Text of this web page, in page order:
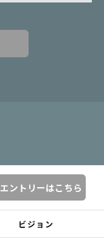
エントリーはこちら
ビジョン